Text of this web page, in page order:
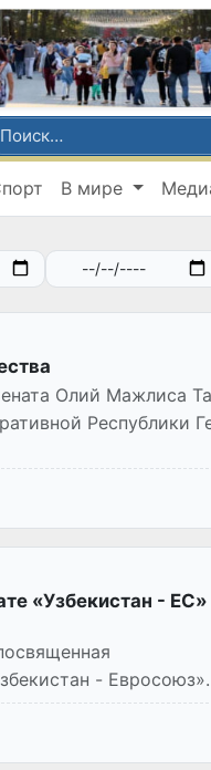
В мире
Олий Мажлиса
Республики
«Узбекистан - ЕС»
- Евросоюз».